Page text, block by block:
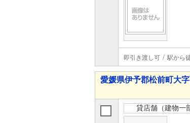
即引き渡し可 駅から
愛媛県伊予郡松前町大
貸店舗（建物一